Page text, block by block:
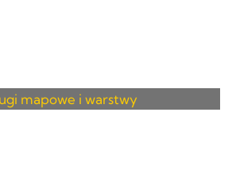
mapowe i warstwy